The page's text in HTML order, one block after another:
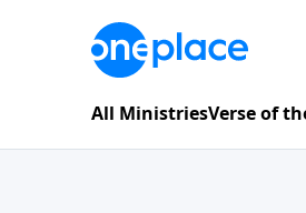
All MinistriesVerse of